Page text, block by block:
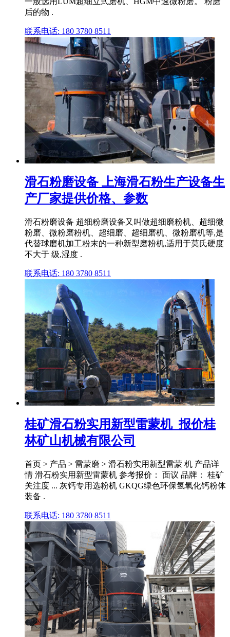
后的物 .
联系电话: 180 3780 8511
滑石粉磨设备 上海滑石粉生产设备生
产厂家提供价格、参数
滑石粉磨设备 超细粉磨设备又叫做超细磨粉机、超细微
粉磨、微粉磨粉机、超细磨、超细磨机、微粉磨机等,是
代替球磨机加工粉末的一种新型磨粉机,适用于莫氏硬度
不大于 级,湿度 .
联系电话: 180 3780 8511
桂矿滑石粉实用新型雷蒙机_报价桂
林矿山机械有限公司
首页 > 产品 > 雷蒙磨 > 滑石粉实用新型雷蒙 机 产品详
情 滑石粉实用新型雷蒙机 参考报价： 面议 品牌： 桂矿
关注度 ... 灰钙专用选粉机 GKQG绿色环保氢氧化钙粉体
装备 .
联系电话: 180 3780 8511